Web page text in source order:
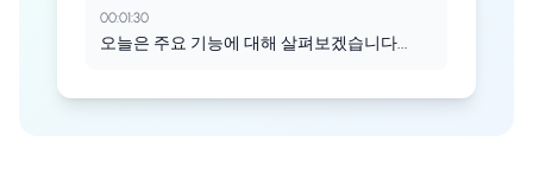
00:01:30
오늘은 주요 기능에 대해 살펴보겠습니다...